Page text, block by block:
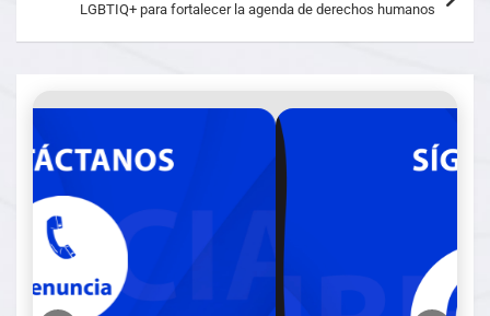
LGBTIQ+ para fortalecer la agenda de derechos humanos